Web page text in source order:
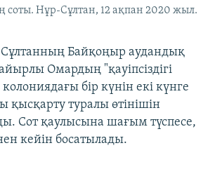
Нұр-Сұлтан, 12 ақпан 2020 жыл.
Байқоңыр аудандық
Омардың "қауіпсіздігі
бір күнін екі күнге
қысқарту туралы өтінішін
Сот қаулысына шағым түспесе,
кейін босатылады.